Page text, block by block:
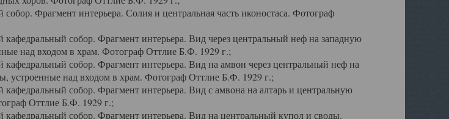
Фрагмент интерьера. Солия и центральная часть иконостаса. Фотограф
собор. Фрагмент интерьера. Вид через центральный неф на западную
над входом в храм. Фотограф Оттлие Б.Ф. 1929 г.;
собор. Фрагмент интерьера. Вид на амвон через центральный неф на
устроенные над входом в храм. Фотограф Оттлие Б.Ф. 1929 г.;
собор. Фрагмент интерьера. Вид с амвона на алтарь и центральную
Оттлие Б.Ф. 1929 г.;
собор. Фрагмент интерьера. Вид на центральный купол и своды.